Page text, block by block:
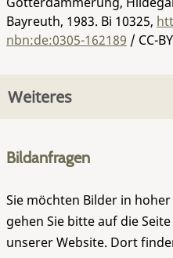
Bayreuth, 1983. Bi 10325,
nbn:de:0305-162189 / CC-
Weiteres
Bildanfragen
Sie möchten Bilder in
gehen Sie bitte auf die Seite
unserer Website. Dort